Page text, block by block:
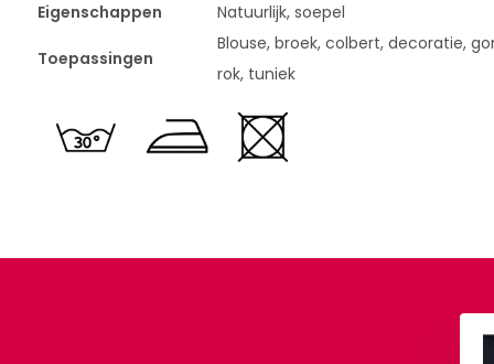
Eigenschappen
Natuurlijk, soepel
Toepassingen
Blouse, broek, colbert, decoratie,
rok, tuniek